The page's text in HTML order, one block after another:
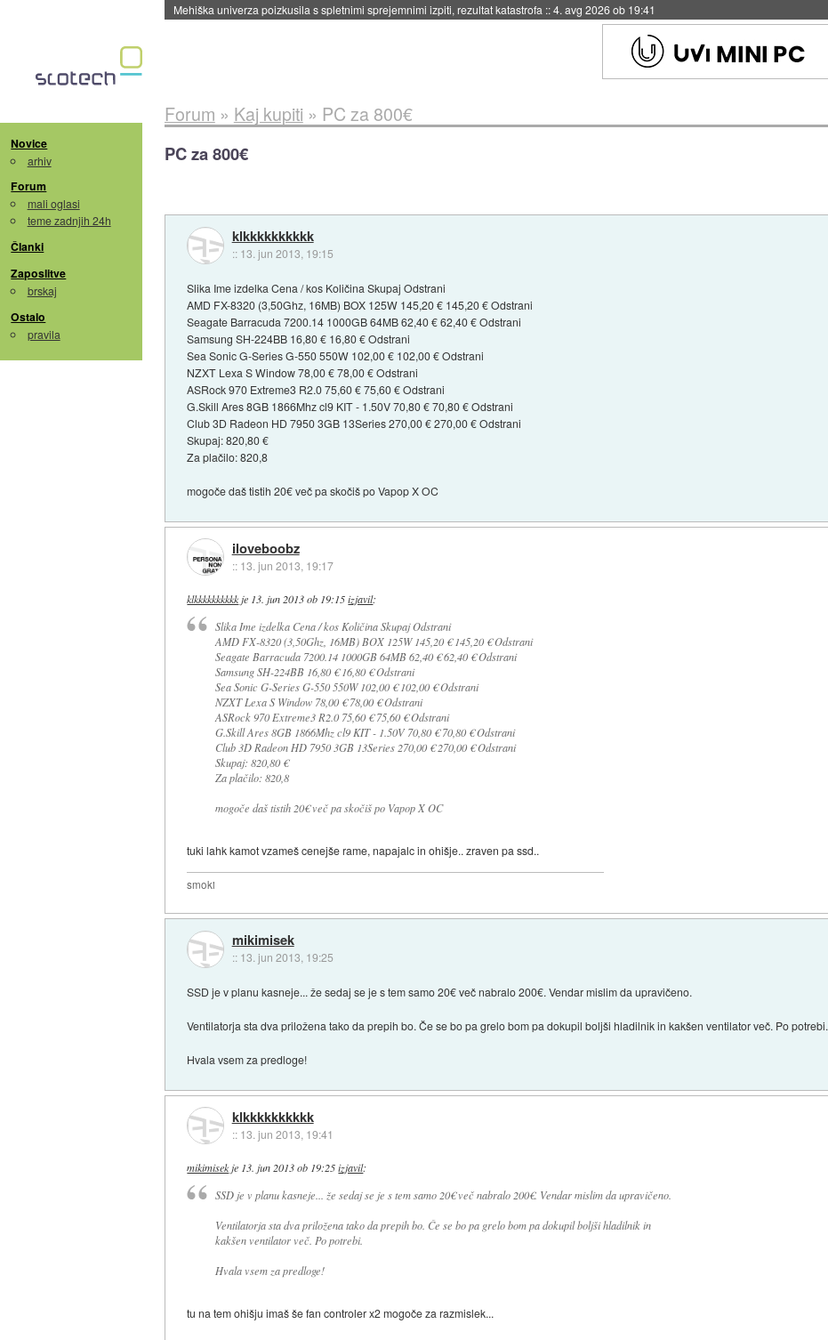
Mehiška univerza poizkusila s spletnimi sprejemnimi izpiti, rezultat katastrofa ::4. avg 2026 ob 19:41
Novice
arhiv
Forum
mali oglasi
teme zadnjih 24h
Članki
Zaposlitve
brskaj
Ostalo
pravila
Forum » Kaj kupiti » PC za 800€
PC za 800€
klkkkkkkkkkk
:: 13. jun 2013, 19:15
Slika Ime izdelka Cena / kos Količina Skupaj Odstrani
AMD FX-8320 (3,50Ghz, 16MB) BOX 125W 145,20 € 145,20 € Odstrani
Seagate Barracuda 7200.14 1000GB 64MB 62,40 € 62,40 € Odstrani
Samsung SH-224BB 16,80 € 16,80 € Odstrani
Sea Sonic G-Series G-550 550W 102,00 € 102,00 € Odstrani
NZXT Lexa S Window 78,00 € 78,00 € Odstrani
ASRock 970 Extreme3 R2.0 75,60 € 75,60 € Odstrani
G.Skill Ares 8GB 1866Mhz cl9 KIT - 1.50V 70,80 € 70,80 € Odstrani
Club 3D Radeon HD 7950 3GB 13Series 270,00 € 270,00 € Odstrani
Skupaj: 820,80 €
Za plačilo: 820,8
mogoče daš tistih 20€ več pa skočiš po Vapop X OC
iloveboobz
:: 13. jun 2013, 19:17
klkkkkkkkkkkje 13. jun 2013 ob 19:15 izjavil:
Slika Ime izdelka Cena / kos Količina Skupaj Odstrani
AMD FX-8320 (3,50Ghz, 16MB) BOX 125W 145,20 € 145,20 € Odstrani
Seagate Barracuda 7200.14 1000GB 64MB 62,40 € 62,40 € Odstrani
Samsung SH-224BB 16,80 € 16,80 € Odstrani
Sea Sonic G-Series G-550 550W 102,00 € 102,00 € Odstrani
NZXT Lexa S Window 78,00 € 78,00 € Odstrani
ASRock 970 Extreme3 R2.0 75,60 € 75,60 € Odstrani
G.Skill Ares 8GB 1866Mhz cl9 KIT - 1.50V 70,80 € 70,80 € Odstrani
Club 3D Radeon HD 7950 3GB 13Series 270,00 € 270,00 € Odstrani
Skupaj: 820,80 €
Za plačilo: 820,8
mogoče daš tistih 20€ več pa skočiš po Vapop X OC
tuki lahk kamot vzameš cenejše rame, napajalc in ohišje.. zraven pa ssd..
smoki
mikimisek
:: 13. jun 2013, 19:25
SSD je v planu kasneje... že sedaj se je s tem samo 20€ več nabralo 200€. Vendar mislim da upravičeno.
Ventilatorja sta dva priložena tako da prepih bo. Če se bo pa grelo bom pa dokupil boljši hladilnik in kakšen ventilator več. Po potrebi.
Hvala vsem za predloge!
klkkkkkkkkkk
:: 13. jun 2013, 19:41
mikimisekje 13. jun 2013 ob 19:25 izjavil:
SSD je v planu kasneje... že sedaj se je s tem samo 20€ več nabralo 200€. Vendar mislim da upravičeno.
Ventilatorja sta dva priložena tako da prepih bo. Če se bo pa grelo bom pa dokupil boljši hladilnik in
kakšen ventilator več. Po potrebi.
Hvala vsem za predloge!
tu na tem ohišju imaš še fan controler x2 mogoče za razmislek...